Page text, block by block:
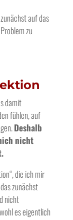
auf das
zu
damit
fühlen, auf
Deshalb
nicht
die ich mir
zunächst
nicht
es eigentlich